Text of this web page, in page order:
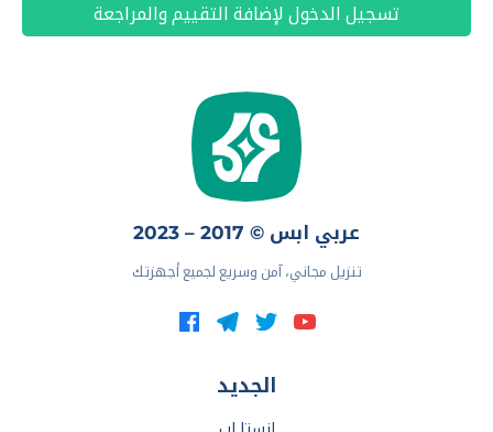
تسجيل الدخول لإضافة التقييم والمراجعة
عربي ابس © 2017 – 2023
تنزيل مجاني، آمن وسريع لجميع أجهزتك
الجديد